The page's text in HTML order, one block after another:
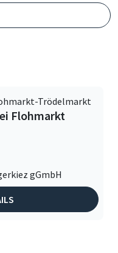
Trödelmarkt
Flohmarkt
gGmbH